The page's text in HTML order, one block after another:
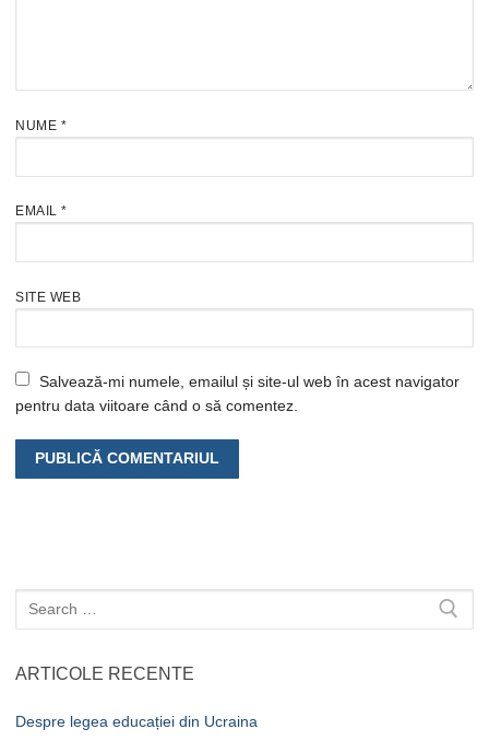
NUME *
EMAIL *
SITE WEB
Salvează-mi numele, emailul și site-ul web în acest navigator
pentru data viitoare când o să comentez.
Caută
după:
ARTICOLE RECENTE
Despre legea educației din Ucraina